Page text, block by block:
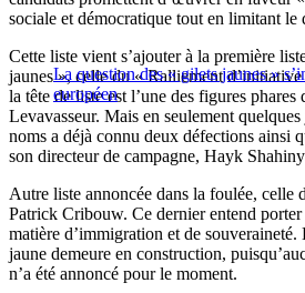
sociale et démocratique tout en limitant le
La question des « gilets jaunes »
européen
Cette liste vient s’ajouter à la première
jaunes », celle du « Ralliement
la tête de liste est l’une des figures
Levavasseur. Mais en seulement
noms a déjà connu deux défections ainsi
son directeur de campagne, Hayk
Autre liste annoncée dans la foulée, celle
Patrick Cribouw. Ce dernier entend porter
matière d’immigration et de
jaune demeure en construction,
n’a été annoncé pour le moment.